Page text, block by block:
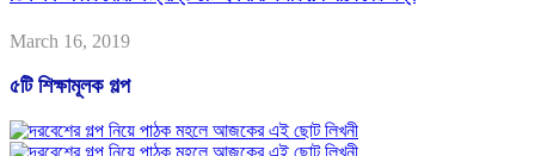
March 16, 2019
৫টি শিক্ষামূলক গল্প